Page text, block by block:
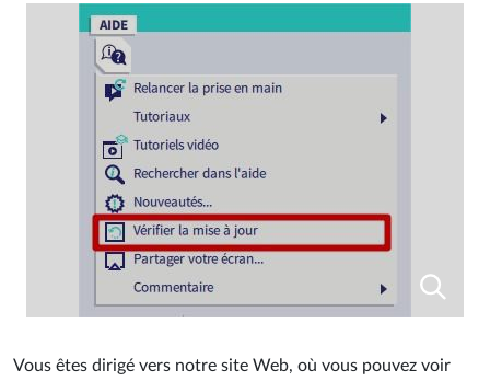
Vous êtes dirigé vers notre site Web, où vous pouvez voir